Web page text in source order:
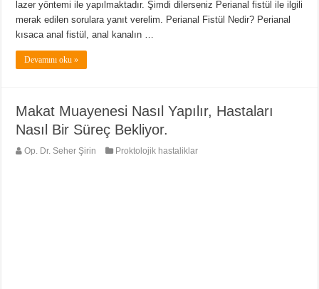
lazer yöntemi ile yapılmaktadır. Şimdi dilerseniz Perianal fistül ile ilgili
merak edilen sorulara yanıt verelim. Perianal Fistül Nedir? Perianal
kısaca anal fistül, anal kanalın …
Devamını oku »
Makat Muayenesi Nasıl Yapılır, Hastaları
Nasıl Bir Süreç Bekliyor.
Op. Dr. Seher Şirin Proktolojik hastaliklar